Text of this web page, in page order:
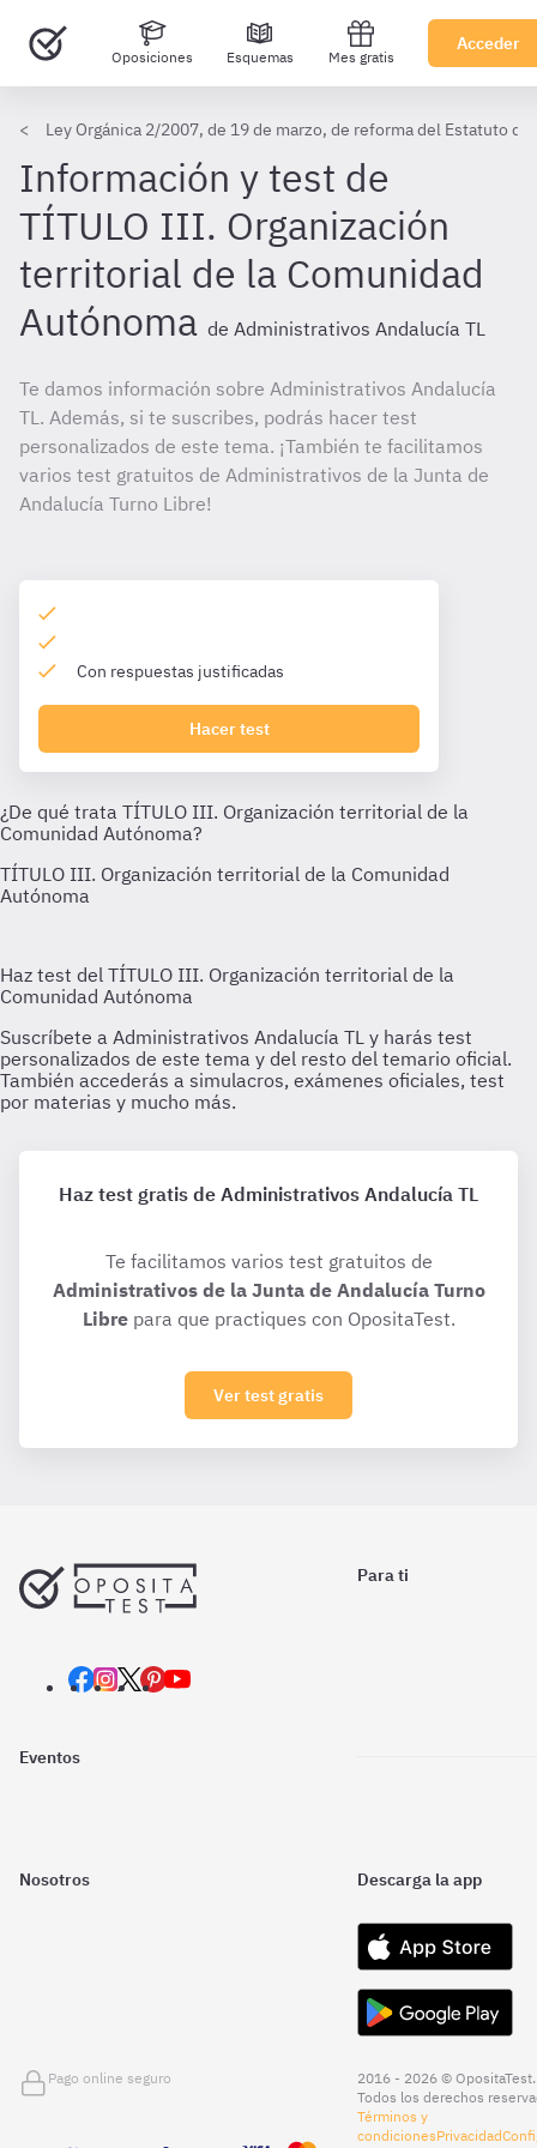
Oposiciones Esquemas Mes gratis
Acceder
Ley Orgánica 2/2007, de 19 de marzo, de reforma del Estatuto
Información y test de
TÍTULO III. Organización
territorial de la Comunidad
Autónoma de Administrativos Andalucía TL
Te damos información sobre Administrativos Andalucía
TL. Además, si te suscribes, podrás hacer test
personalizados de este tema. ¡También te facilitamos
varios test gratuitos de Administrativos de la Junta de
Andalucía Turno Libre!
Con respuestas justificadas
Hacer test
Haz test gratis de Administrativos Andalucía TL
Te facilitamos varios test gratuitos de
Administrativos de la Junta de Andalucía Turno
Librepara que practiques con OpositaTest.
Ver test gratis
Para ti
Eventos
Nosotros Descarga la app
Pago online seguro
2016 - 2026 © OpositaTest.
Todos los derechos
Términos y
condicionesPrivacidad